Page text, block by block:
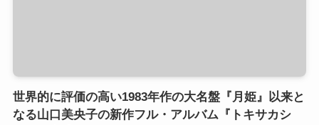
世界的に評価の高い1983年作の大名盤『月姫』以来と
なる山口美央子の新作フル・アルバム『トキサカシ